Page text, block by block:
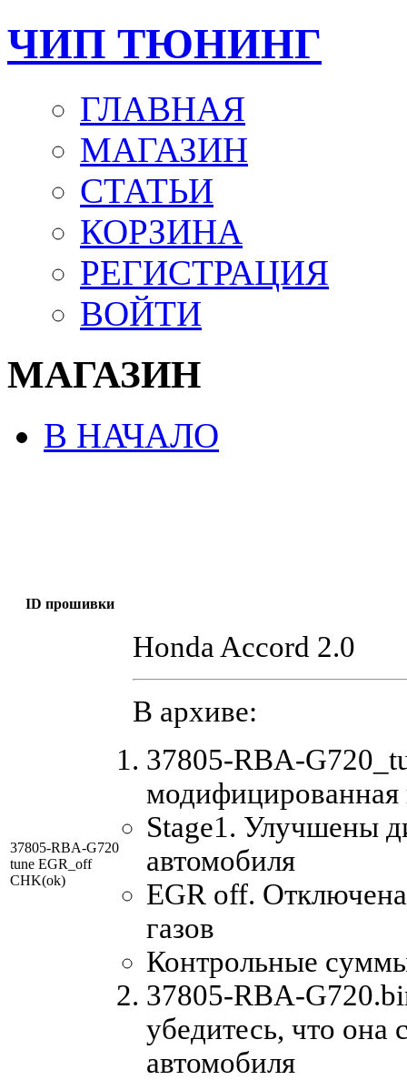
ЧИП ТЮНИНГ
ГЛАВНАЯ
МАГАЗИН
СТАТЬИ
КОРЗИНА
РЕГИСТРАЦИЯ
ВОЙТИ
МАГАЗИН
В НАЧАЛО
ID прошивки
37805-RBA-G720
tune EGR_off
CHK(ok)
Honda Accord 2.0
В архиве:
37805-RBA-
Stage1. Улучшены
автомобиля
EGR off.
газов
Контрольные
37805-RBA-
убедитесь, что она
автомобиля